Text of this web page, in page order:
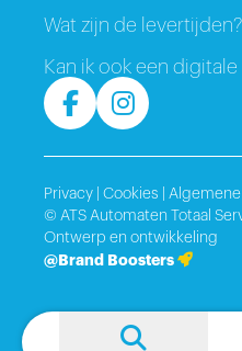
Wat zijn de levertijden?
Kan ik ook een
Ontwerp en ontwikkeling
@Brand Boosters
© ATS Automaten Totaal
Privacy Cookies